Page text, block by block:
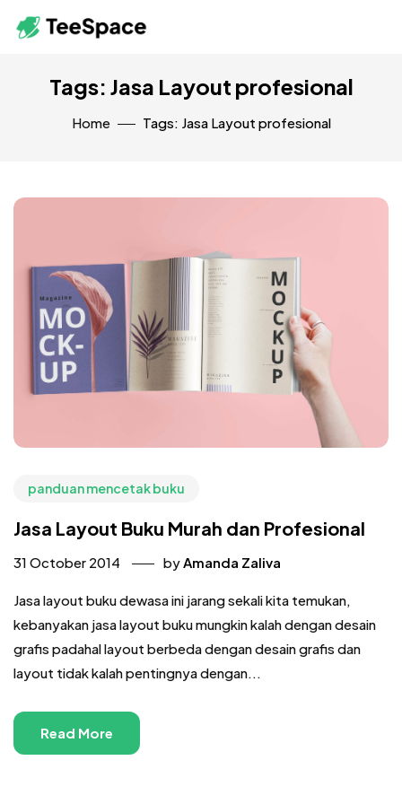
Tags: Jasa Layout profesional
Home Tags: Jasa Layout profesional
panduan mencetak buku
Jasa Layout Buku Murah dan Profesional
31 October 2014 byAmanda Zaliva
Jasa layout buku dewasa ini jarang sekali kita temukan,
kebanyakan jasa layout buku mungkin kalah dengan desain
grafis padahal layout berbeda dengan desain grafis dan
layout tidak kalah pentingnya dengan...
Read More